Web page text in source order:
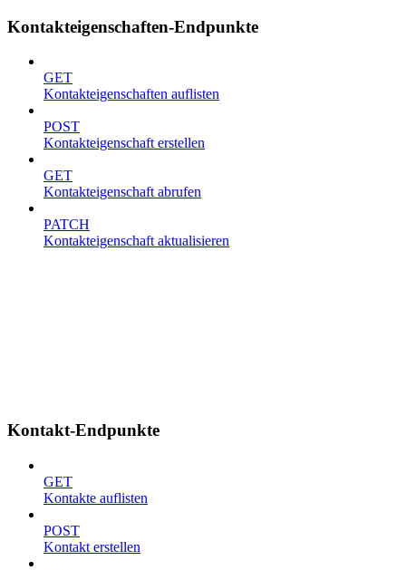
Kontakteigenschaften-Endpunkte
GET
Kontakteigenschaften auflisten
POST
Kontakteigenschaft erstellen
GET
Kontakteigenschaft abrufen
PATCH
Kontakteigenschaft aktualisieren
Kontakt-Endpunkte
GET
Kontakte auflisten
POST
Kontakt erstellen